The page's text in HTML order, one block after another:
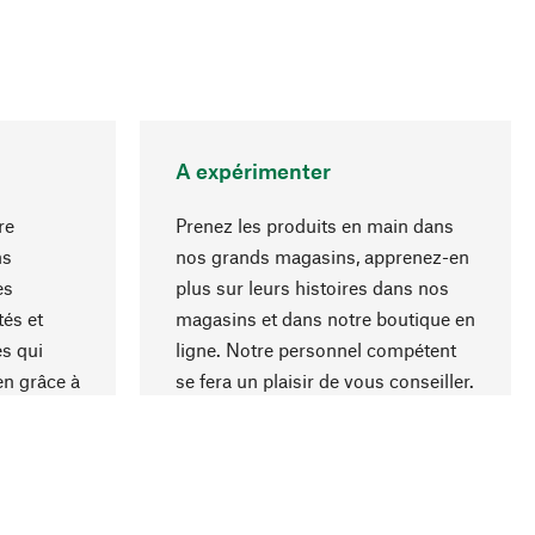
et
qui
grâce à
A expérimenter
Prenez les produits en main dans
nos grands magasins, apprenez-en
plus sur leurs histoires dans nos
magasins et dans notre boutique en
ligne. Notre personnel compétent
se fera un plaisir de vous conseiller.